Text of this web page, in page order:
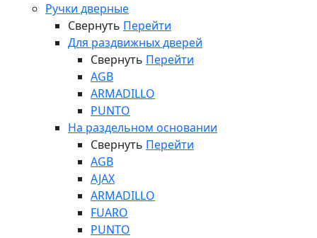
Ручки дверные
Свернуть Перейти
Для раздвижных дверей
Свернуть Перейти
AGB
ARMADILLO
PUNTO
На раздельном основании
Свернуть Перейти
AGB
AJAX
ARMADILLO
FUARO
PUNTO